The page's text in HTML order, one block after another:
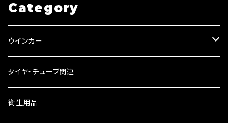
Category
ウインカー
ウインカーリレー
ウインカーレンズ
タイヤ・チューブ関連
衛生用品